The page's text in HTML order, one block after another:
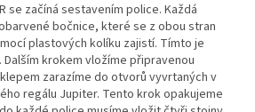
se začíná sestavením police. Každá
bočnice, které se z obou stran
plastových kolíku zajistí. Tímto je
krokem vložíme připravenou
zarazíme do otvorů vyvrtaných v
regálu Jupiter. Tento krok opakujeme